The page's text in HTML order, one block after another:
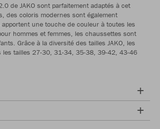
de JAKO sont parfaitement adaptés à cet
des coloris modernes sont également
une touche de couleur à toutes les
hommes et femmes, les chaussettes sont
Grâce à la diversité des tailles JAKO, les
les tailles 27-30, 31-34, 35-38, 39-42, 43-46